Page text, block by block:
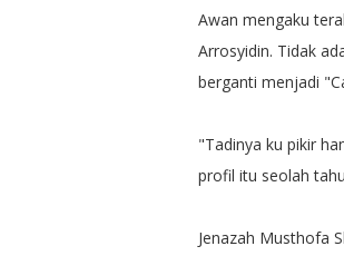
Awan mengaku
Arrosyidin. Tidak
berganti menjadi
"Tadinya ku pikir
profil itu seolah
Jenazah Musthofa